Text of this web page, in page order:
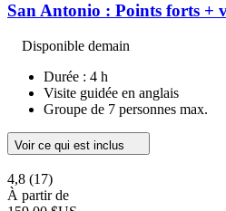
San Antonio : Points forts +
Disponible demain
Durée : 4 h
Visite guidée en anglais
Groupe de 7 personnes max.
Voir ce qui est inclus
4,8 (17)
À partir de